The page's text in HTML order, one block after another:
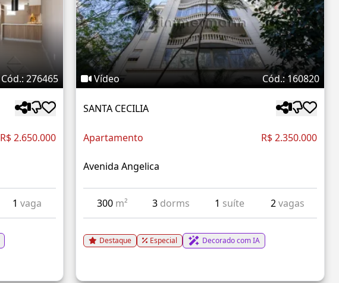
Cód.: 276465
R$ 2.650.000
1 vaga
Vídeo Cód.: 160820
SANTA CECILIA
Apartamento R$ 2.350.000
Avenida Angelica
300 m² 3 dorms 1 suíte 2vagas
Destaque Especial Decorado com IA